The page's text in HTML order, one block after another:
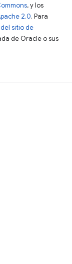
, y los
2.0. Para
sitio de
de Oracle o sus